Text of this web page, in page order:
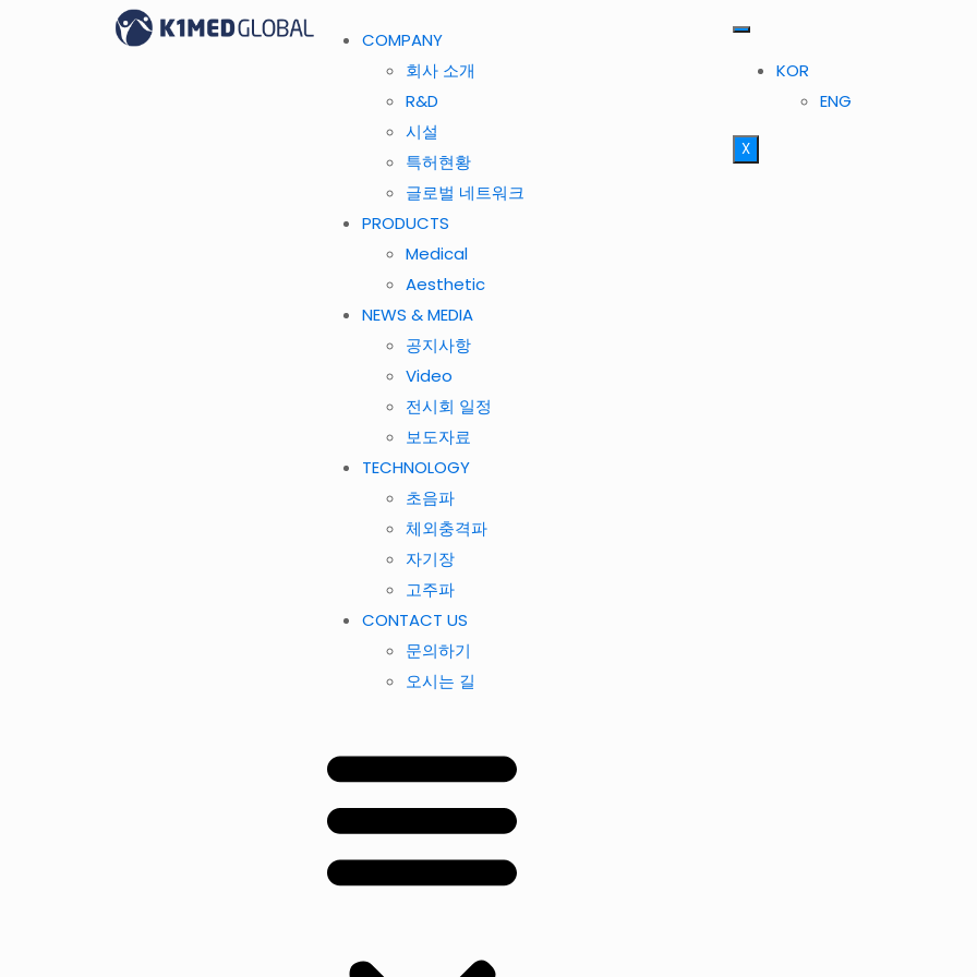
COMPANY
회사 소개
R&D
시설
특허현황
글로벌 네트워크
PRODUCTS
Medical
Aesthetic
NEWS & MEDIA
공지사항
Video
전시회 일정
보도자료
TECHNOLOGY
초음파
체외충격파
자기장
고주파
CONTACT US
문의하기
오시는 길
KOR
ENG
X